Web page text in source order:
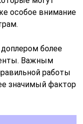
особое внимание
более
Важным
работы
значимый фактор